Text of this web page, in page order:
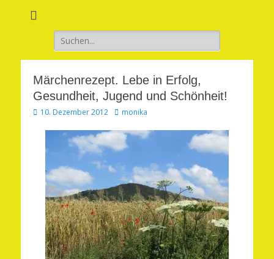
Suchen
nach:
Märchenrezept. Lebe in Erfolg,
Gesundheit, Jugend und Schönheit!
Veröffentlicht
10. Dezember 2012 Autor
monika